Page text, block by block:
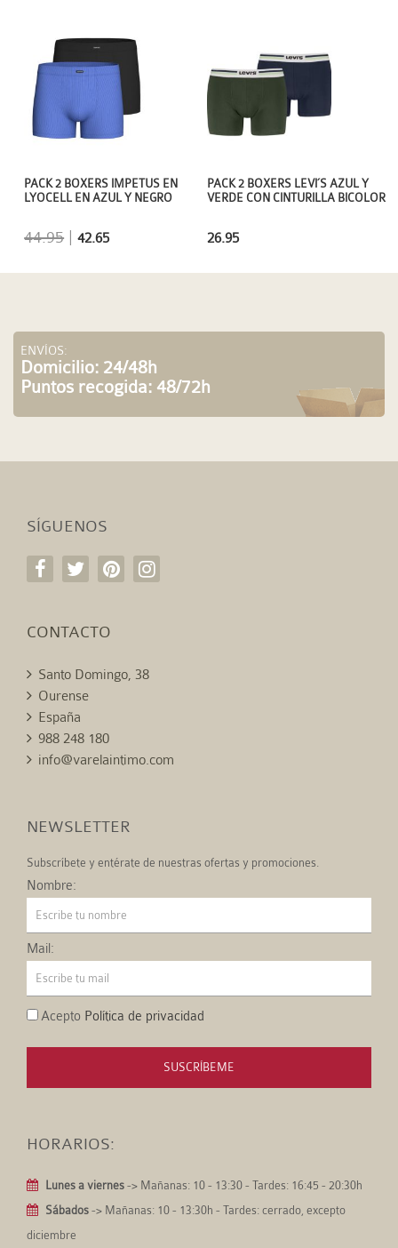
PACK 2 BOXERS LEVI´S AZUL Y
VERDE CON CINTURILLA BICOLOR
26.95
PACK 2 BOXERS IMPETUS EN
LYOCELL EN AZUL Y NEGRO
44.95 |42.65
ENVÍOS:
Domicilio: 24/48h
Puntos recogida: 48/72h
SÍGUENOS
CONTACTO
Santo Domingo, 38
Ourense
España
988 248 180
info@varelaintimo.com
NEWSLETTER
Subscríbete y entérate de nuestras ofertas y promociones.
Nombre:
Mail:
Acepto Política de privacidad
SUSCRÍBEME
HORARIOS:
Lunes a viernes -> Mañanas: 10 - 13:30 - Tardes: 16:45 - 20:30h
Sábados -> Mañanas: 10 - 13:30h - Tardes: cerrado, excepto
diciembre